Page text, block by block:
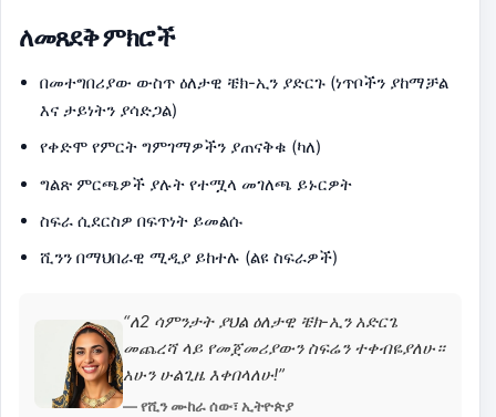
ለመጸደቅ ምክሮች
በመተግበሪያው ውስጥ ዕለታዊ ቼክ-ኢን ያድርጉ (ነጥቦችን ያከማቻል
እና ታይነትን ያሳድጋል)
የቀድሞ የምርት ግምገማዎችን ያጠናቅቁ (ካለ)
ግልጽ ምርጫዎች ያሉት የተሟላ መገለጫ ይኑርዎት
ስፍራ ሲደርስዎ በፍጥነት ይመልሱ
ሺንን በማህበራዊ ሚዲያ ይከተሉ (ልዩ ስፍራዎች)
“ለ2 ሳምንታት ያህል ዕለታዊ ቼክ-ኢን አድርጌ
መጨረሻ ላይ የመጀመሪያውን ስፍሬን ተቀብዬያለሁ።
አሁን ሁልጊዜ እቀበላለሁ!”
— የሺን ሙከራ ሰው፣ ኢትዮጵያ